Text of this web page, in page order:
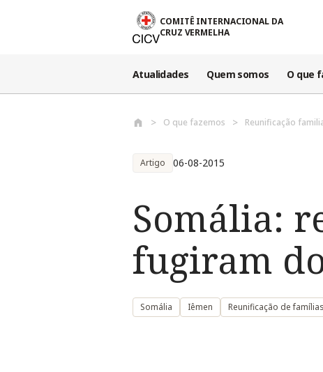
Passar para o conteúdo principal
COMITÊ INTERNACIONAL DA
CRUZ VERMELHA
Atualidades Quem somos O que
O que fazemos Reunificação
Artigo 06-08-2015
Somália:
fugiram
Somália Iêmen Reunificação de famílias